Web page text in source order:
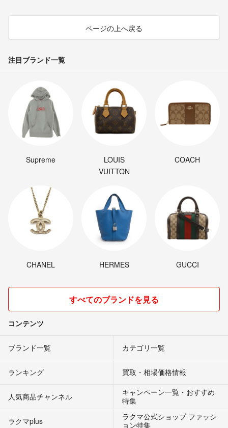
ページの上へ戻る
注目ブランド一覧
Supreme
LOUIS
VUITTON
COACH
CHANEL HERMES GUCCI
すべてのブランドを見る
コンテンツ
ブランド一覧 カテゴリ一覧
ランキング 買取・相場価格情報
人気商品チャンネル
キャンペーン一覧・おすすめ
特集
ラクマplus
ラクマ公式ショップ ファッシ
ョン特集